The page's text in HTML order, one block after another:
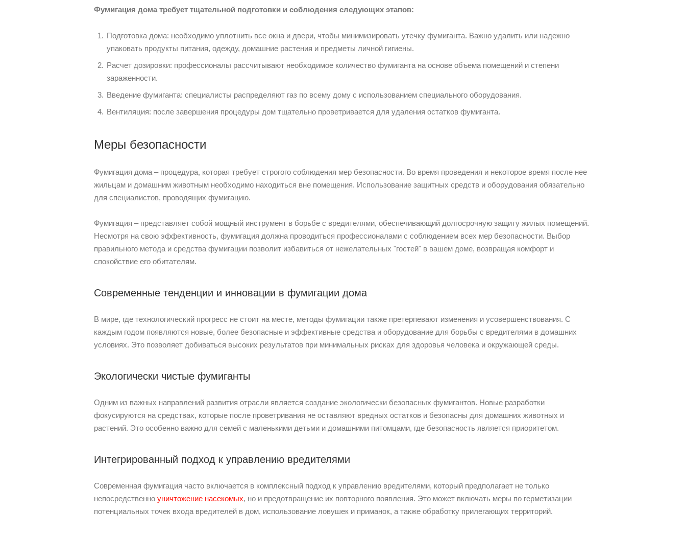
Фумигация дома требует тщательной подготовки и соблюдения следующих этапов:
Подготовка дома: необходимо уплотнить все окна и двери, чтобы минимизировать утечку фумиганта. Важно удалить или надежно
упаковать продукты питания, одежду, домашние растения и предметы личной гигиены.
Расчет дозировки: профессионалы рассчитывают необходимое количество фумиганта на основе объема помещений и степени
зараженности.
Введение фумиганта: специалисты распределяют газ по всему дому с использованием специального оборудования.
Вентиляция: после завершения процедуры дом тщательно проветривается для удаления остатков фумиганта.
Меры безопасности
Фумигация дома – процедура, которая требует строгого соблюдения мер безопасности. Во время проведения и некоторое время после нее
жильцам и домашним животным необходимо находиться вне помещения. Использование защитных средств и оборудования обязательно
для специалистов, проводящих фумигацию.
Фумигация – представляет собой мощный инструмент в борьбе с вредителями, обеспечивающий долгосрочную защиту жилых помещений.
Несмотря на свою эффективность, фумигация должна проводиться профессионалами с соблюдением всех мер безопасности. Выбор
правильного метода и средства фумигации позволит избавиться от нежелательных "гостей" в вашем доме, возвращая комфорт и
спокойствие его обитателям.
Современные тенденции и инновации в фумигации дома
В мире, где технологический прогресс не стоит на месте, методы фумигации также претерпевают изменения и усовершенствования. С
каждым годом появляются новые, более безопасные и эффективные средства и оборудование для борьбы с вредителями в домашних
условиях. Это позволяет добиваться высоких результатов при минимальных рисках для здоровья человека и окружающей среды.
Экологически чистые фумиганты
Одним из важных направлений развития отрасли является создание экологически безопасных фумигантов. Новые разработки
фокусируются на средствах, которые после проветривания не оставляют вредных остатков и безопасны для домашних животных и
растений. Это особенно важно для семей с маленькими детьми и домашними питомцами, где безопасность является приоритетом.
Интегрированный подход к управлению вредителями
Современная фумигация часто включается в комплексный подход к управлению вредителями, который предполагает не только
непосредственно уничтожение насекомых, но и предотвращение их повторного появления. Это может включать меры по герметизации
потенциальных точек входа вредителей в дом, использование ловушек и приманок, а также обработку прилегающих территорий.